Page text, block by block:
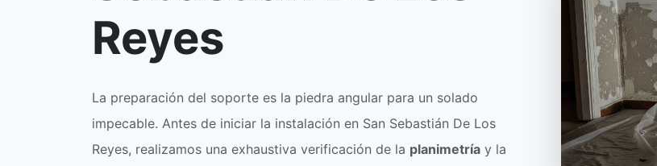
Reyes
La preparación del soporte es la piedra angular para un solado
impecable. Antes de iniciar la instalación en San Sebastián De Los
Reyes, realizamos una exhaustiva verificación de la planimetría y la